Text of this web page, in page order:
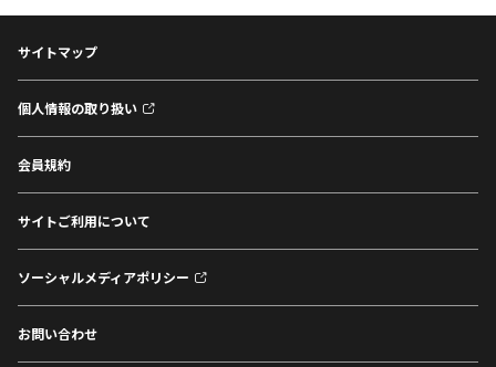
サイトマップ
個人情報の取り扱い
会員規約
サイトご利用について
ソーシャルメディアポリシー
お問い合わせ